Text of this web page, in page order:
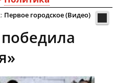
Первое городское (Видео)